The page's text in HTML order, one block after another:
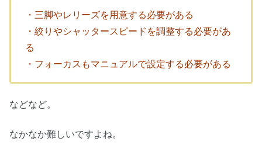
・三脚やレリーズを用意する必要がある
・絞りやシャッタースピードを調整する必要があ
る
・フォーカスもマニュアルで設定する必要がある
などなど。
なかなか難しいですよね。